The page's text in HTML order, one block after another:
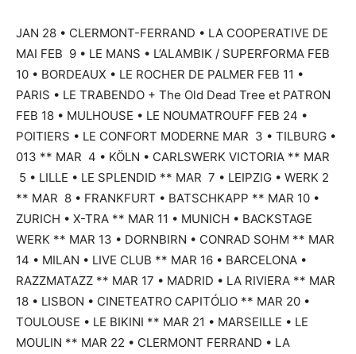
JAN 28 • CLERMONT-FERRAND • LA COOPERATIVE DE
MAI FEB 9 • LE MANS • L’ALAMBIK / SUPERFORMA FEB
10 • BORDEAUX • LE ROCHER DE PALMER FEB 11 •
PARIS • LE TRABENDO + The Old Dead Tree et PATRON
FEB 18 • MULHOUSE • LE NOUMATROUFF FEB 24 •
POITIERS • LE CONFORT MODERNE MAR 3 • TILBURG •
013 ** MAR 4 • KÖLN • CARLSWERK VICTORIA ** MAR
5 • LILLE • LE SPLENDID ** MAR 7 • LEIPZIG • WERK 2
** MAR 8 • FRANKFURT • BATSCHKAPP ** MAR 10 •
ZURICH • X-TRA ** MAR 11 • MUNICH • BACKSTAGE
WERK ** MAR 13 • DORNBIRN • CONRAD SOHM ** MAR
14 • MILAN • LIVE CLUB ** MAR 16 • BARCELONA •
RAZZMATAZZ ** MAR 17 • MADRID • LA RIVIERA ** MAR
18 • LISBON • CINETEATRO CAPITÓLIO ** MAR 20 •
TOULOUSE • LE BIKINI ** MAR 21 • MARSEILLE • LE
MOULIN ** MAR 22 • CLERMONT FERRAND • LA